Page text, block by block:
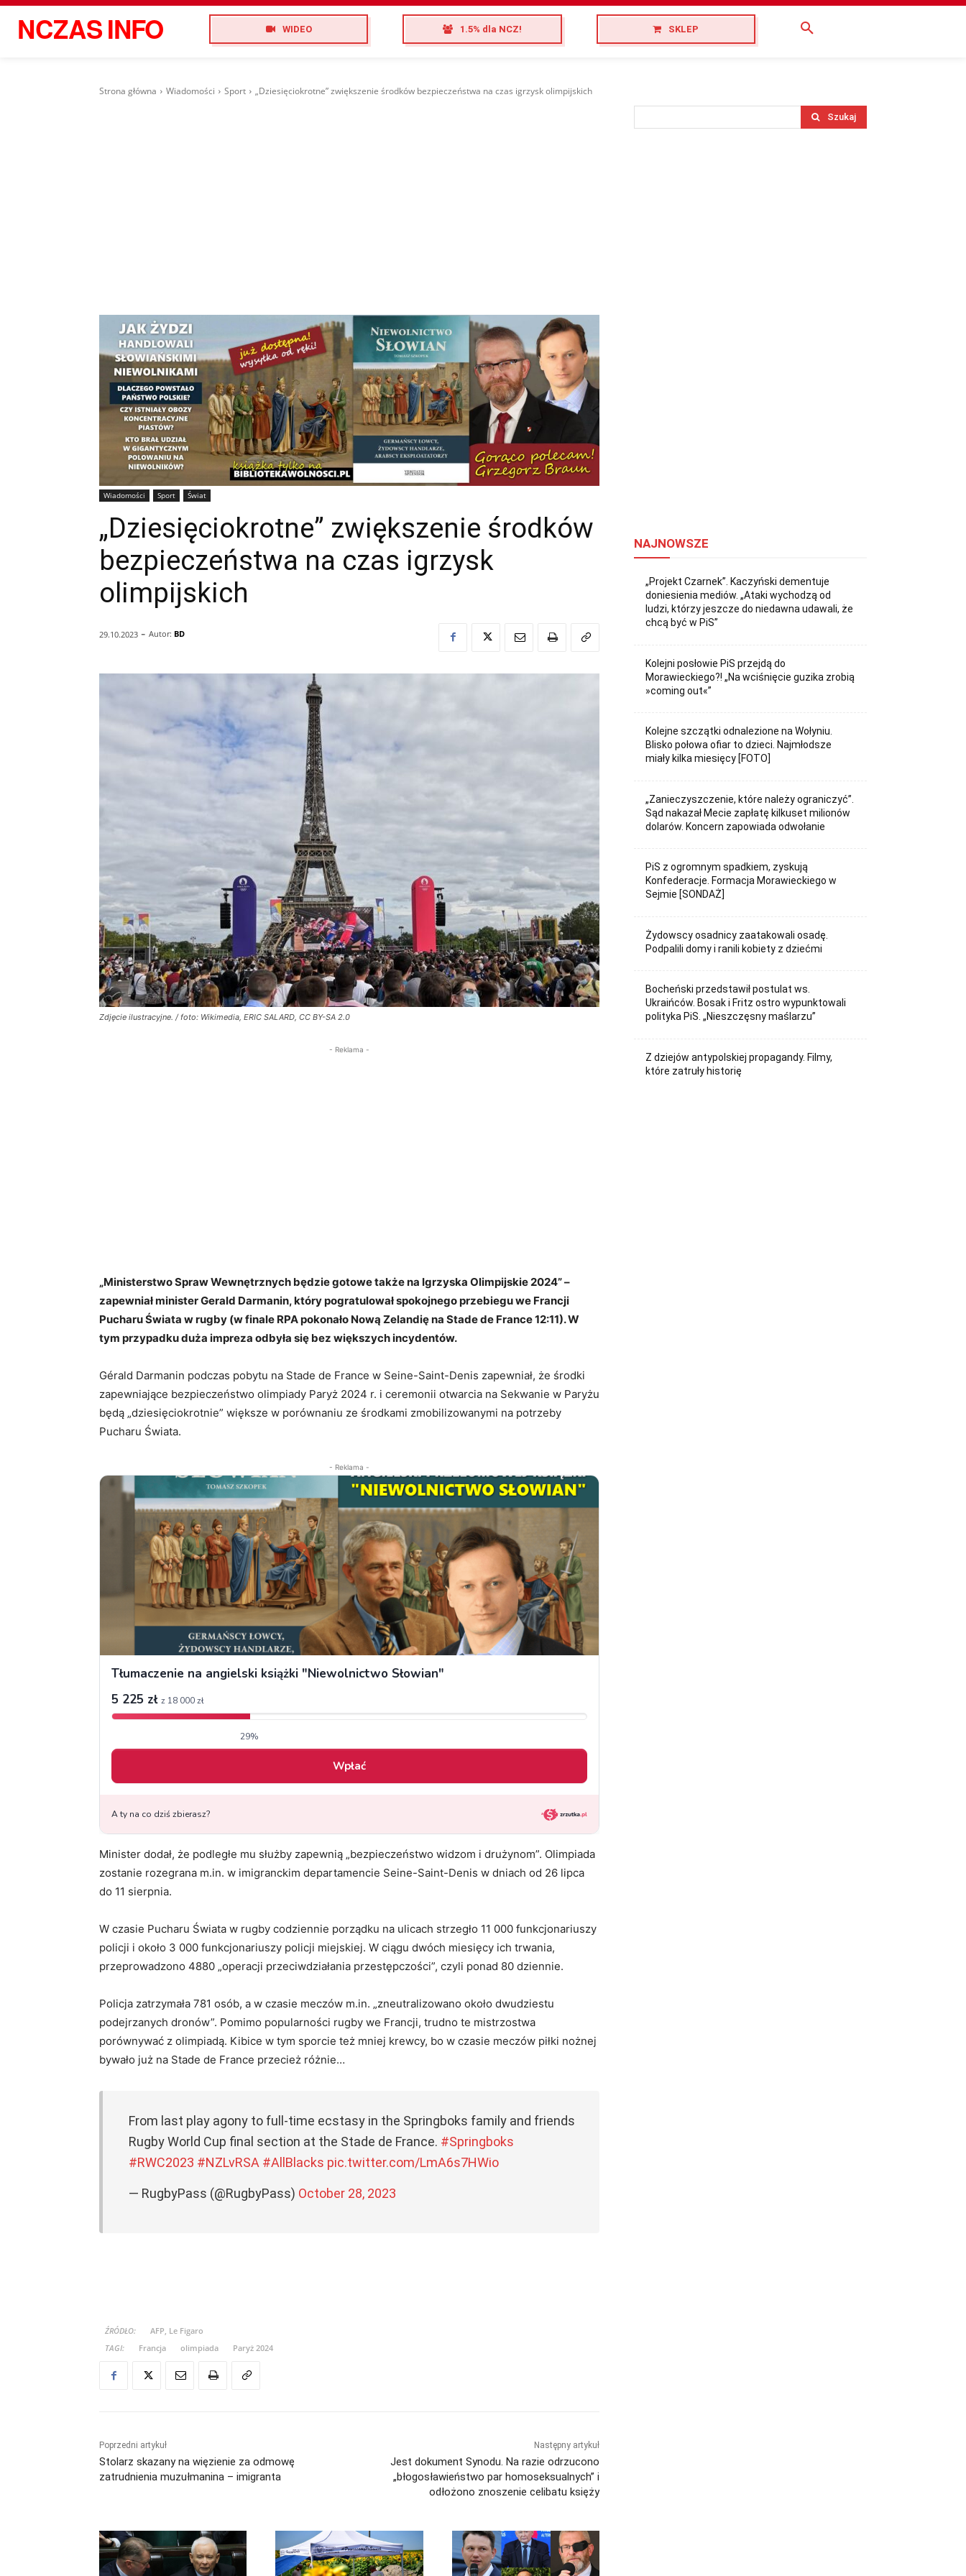
NCZASINFO WIDEO 1.5% dla NCZ! SKLEP
Strona główna Wiadomości Sport „Dziesięciokrotne” zwiększenie środków bezpieczeństwa na czas igrzysk olimpijskich
Wiadomości Sport Świat
„Dziesięciokrotne” zwiększenie środków
bezpieczeństwa na czas igrzysk
olimpijskich
29.10.2023 - Autor: BD
Zdjęcie ilustracyjne. / foto: Wikimedia, ERIC SALARD, CC BY-SA 2.0
- Reklama -
„Ministerstwo Spraw Wewnętrznych będzie gotowe także na Igrzyska Olimpijskie 2024” –
zapewniał minister Gerald Darmanin, który pogratulował spokojnego przebiegu we Francji
Pucharu Świata w rugby (w finale RPA pokonało Nową Zelandię na Stade de France 12:11). W
tym przypadku duża impreza odbyła się bez większych incydentów.
Gérald Darmanin podczas pobytu na Stade de France w Seine-Saint-Denis zapewniał, że środki
zapewniające bezpieczeństwo olimpiady Paryż 2024 r. i ceremonii otwarcia na Sekwanie w Paryżu
będą „dziesięciokrotnie” większe w porównaniu ze środkami zmobilizowanymi na potrzeby
Pucharu Świata.
- Reklama -
Minister dodał, że podległe mu służby zapewnią „bezpieczeństwo widzom i drużynom”. Olimpiada
zostanie rozegrana m.in. w imigranckim departamencie Seine-Saint-Denis w dniach od 26 lipca
do 11 sierpnia.
W czasie Pucharu Świata w rugby codziennie porządku na ulicach strzegło 11 000 funkcjonariuszy
policji i około 3 000 funkcjonariuszy policji miejskiej. W ciągu dwóch miesięcy ich trwania,
przeprowadzono 4880 „operacji przeciwdziałania przestępczości”, czyli ponad 80 dziennie.
Policja zatrzymała 781 osób, a w czasie meczów m.in. „zneutralizowano około dwudziestu
podejrzanych dronów”. Pomimo popularności rugby we Francji, trudno te mistrzostwa
porównywać z olimpiadą. Kibice w tym sporcie też mniej krewcy, bo w czasie meczów piłki nożnej
bywało już na Stade de France przecież różnie…
From last play agony to full-time ecstasy in the Springboks family and friends
Rugby World Cup final section at the Stade de France. #Springboks
#RWC2023 #NZLvRSA #AllBlacks pic.twitter.com/LmA6s7HWio
— RugbyPass (@RugbyPass) October 28, 2023
ŹRÓDŁO:
AFP, Le Figaro
TAGI:
Francja olimpiada Paryż 2024
Poprzedni artykuł
Stolarz skazany na więzienie za odmowę
zatrudnienia muzułmanina – imigranta
Następny artykuł
Jest dokument Synodu. Na razie odrzucono
„błogosławieństwo par homoseksualnych” i
odłożono znoszenie celibatu księży
Szukaj
NAJNOWSZE
„Projekt Czarnek”. Kaczyński dementuje
doniesienia mediów. „Ataki wychodzą od
ludzi, którzy jeszcze do niedawna udawali, że
chcą być w PiS”
Kolejni posłowie PiS przejdą do
Morawieckiego?! „Na wciśnięcie guzika zrobią
»coming out«”
Kolejne szczątki odnalezione na Wołyniu.
Blisko połowa ofiar to dzieci. Najmłodsze
miały kilka miesięcy [FOTO]
„Zanieczyszczenie, które należy ograniczyć”.
Sąd nakazał Mecie zapłatę kilkuset milionów
dolarów. Koncern zapowiada odwołanie
PiS z ogromnym spadkiem, zyskują
Konfederacje. Formacja Morawieckiego w
Sejmie [SONDAŻ]
Żydowscy osadnicy zaatakowali osadę.
Podpalili domy i ranili kobiety z dziećmi
Bocheński przedstawił postulat ws.
Ukraińców. Bosak i Fritz ostro wypunktowali
polityka PiS. „Nieszczęsny maślarzu”
Z dziejów antypolskiej propagandy. Filmy,
które zatruły historię